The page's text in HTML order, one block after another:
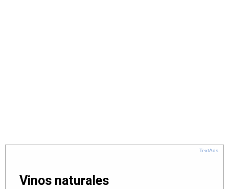
TextAds
Vinos naturales